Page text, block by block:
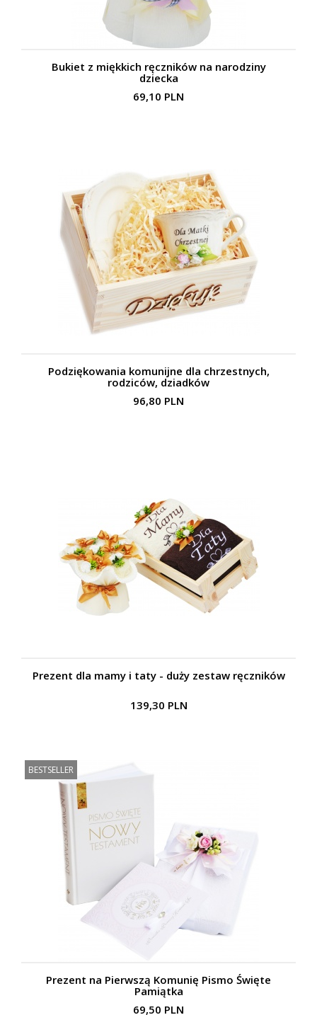
Bukiet z miękkich ręczników na narodziny
dziecka
69,10 PLN
Podziękowania komunijne dla chrzestnych,
rodziców, dziadków
96,80 PLN
Prezent dla mamy i taty - duży zestaw ręczników
139,30 PLN
BESTSELLER
Prezent na Pierwszą Komunię Pismo Święte
Pamiątka
69,50 PLN